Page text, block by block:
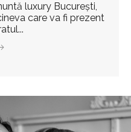
luxury București,
care va fi prezent